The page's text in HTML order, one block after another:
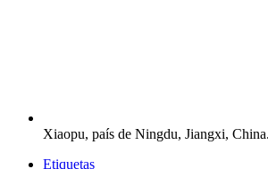
Xiaopu, país de Ningdu, Jiangxi, China.
Etiquetas